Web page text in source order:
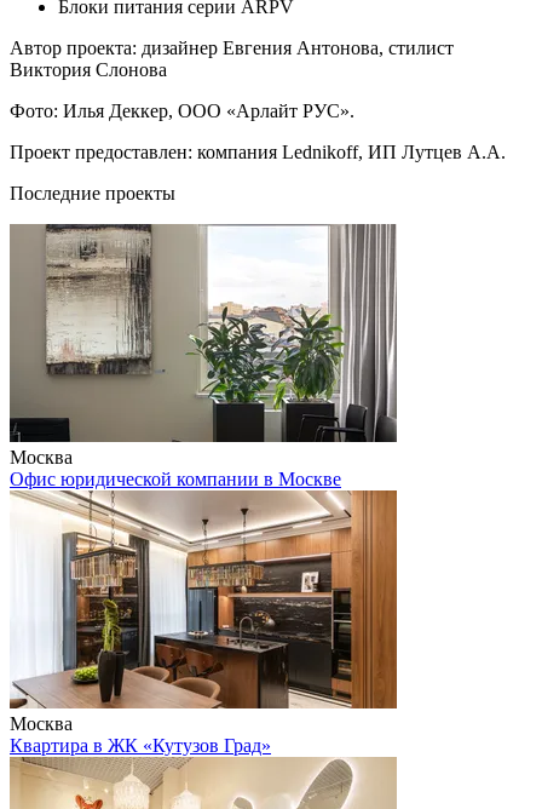
Блоки питания серии ARPV
Автор проекта: дизайнер Евгения Антонова, стилист
Виктория Слонова
Фото: Илья Деккер, ООО «Арлайт РУС».
Проект предоставлен: компания Lednikoff, ИП Лутцев А.А.
Последние проекты
Москва
Офис юридической компании в Москве
Москва
Квартира в ЖК «Кутузов Град»